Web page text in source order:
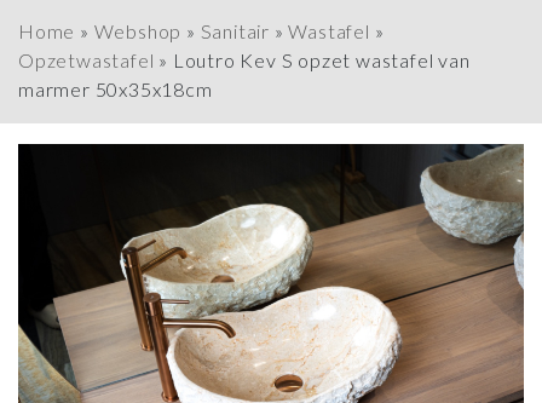
Home » Webshop » Sanitair »Wastafel »
Opzetwastafel » Loutro Kev S opzet wastafel van
marmer 50x35x18cm